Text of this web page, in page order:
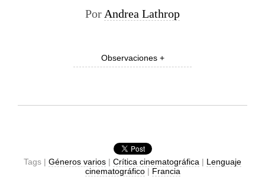
Por Andrea Lathrop
Observaciones +
Tags | Géneros varios | Crítica cinematográfica | Lenguaje
cinematográfico| Francia